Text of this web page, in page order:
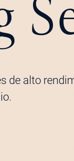
de alto